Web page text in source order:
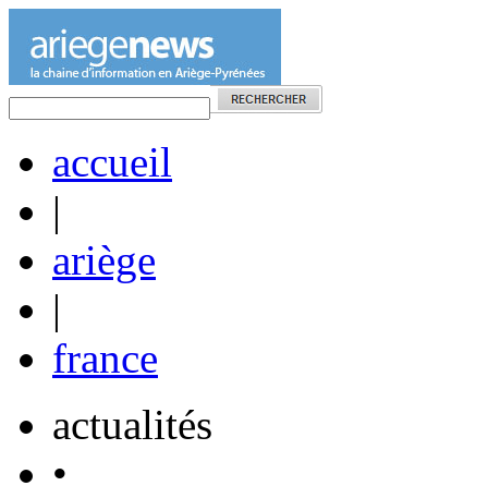
accueil
|
ariège
|
france
actualités
•